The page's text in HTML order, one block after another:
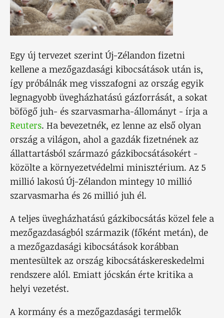
Egy új tervezet szerint Új-Zélandon fizetni
kellene a mezőgazdasági kibocsátások után is,
így próbálnák meg visszafogni az ország egyik
legnagyobb üvegházhatású gázforrását, a sokat
böfögő juh- és szarvasmarha-állományt - írja a
Reuters. Ha bevezetnék, ez lenne az első olyan
ország a világon, ahol a gazdák fizetnének az
állattartásból származó gázkibocsátásokért -
közölte a környezetvédelmi minisztérium. Az 5
millió lakosú Új-Zélandon mintegy 10 millió
szarvasmarha és 26 millió juh él.
A teljes üvegházhatású gázkibocsátás közel fele a
mezőgazdaságból származik (főként metán), de
a mezőgazdasági kibocsátások korábban
mentesültek az ország kibocsátáskereskedelmi
rendszere alól. Emiatt jócskán érte kritika a
helyi vezetést.
A kormány és a mezőgazdasági termelők